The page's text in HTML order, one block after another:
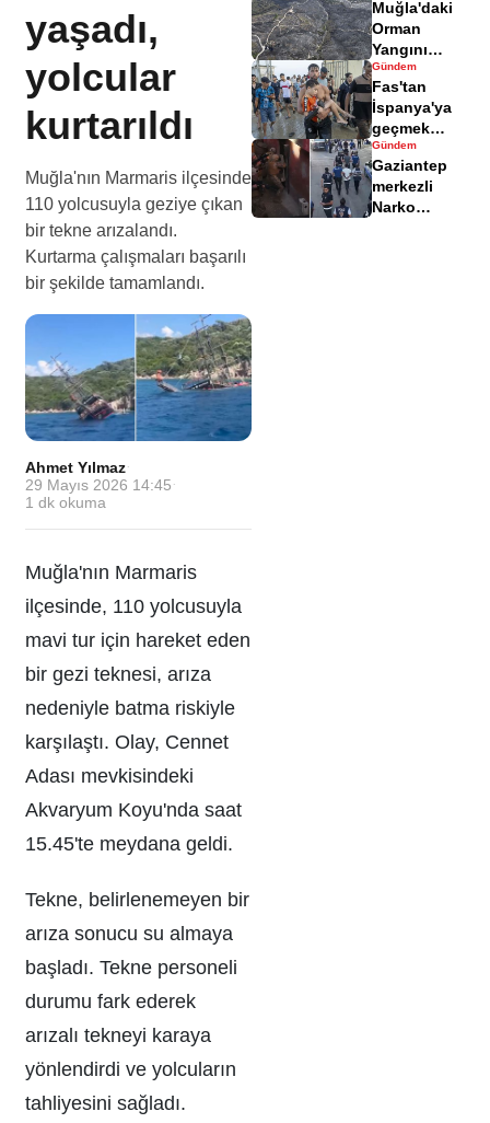
yaşadı,
yolcular
kurtarıldı
Muğla'nın Marmaris ilçesinde
110 yolcusuyla geziye çıkan
bir tekne arızalandı.
Kurtarma çalışmaları başarılı
bir şekilde tamamlandı.
Ahmet Yılmaz·
29 Mayıs 2026 14:45 ·
1 dk okuma
Muğla'nın Marmaris
ilçesinde, 110 yolcusuyla
mavi tur için hareket eden
bir gezi teknesi, arıza
nedeniyle batma riskiyle
karşılaştı. Olay, Cennet
Adası mevkisindeki
Akvaryum Koyu'nda saat
15.45'te meydana geldi.
Tekne, belirlenemeyen bir
arıza sonucu su almaya
başladı. Tekne personeli
durumu fark ederek
arızalı tekneyi karaya
yönlendirdi ve yolcuların
tahliyesini sağladı.
yaralandı
Muğla'daki
Orman
Yangını
Sonrası
Zarar Gören
Alanlar
Havadisinde
Gündem
Fas'tan
İspanya'ya
geçmek
isteyen
göçmenler
geri döndü
Gündem
Gaziantep
merkezli
Narko